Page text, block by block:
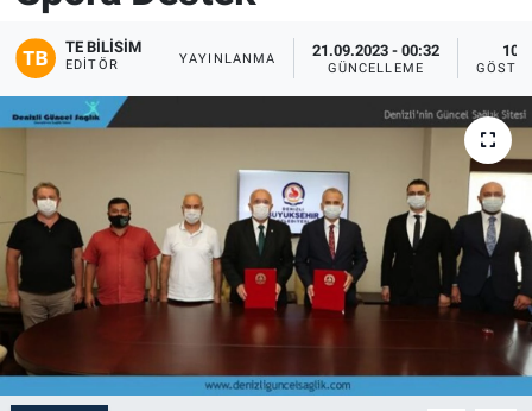
TE BILISIM
EDITÖR YAYINLANMA 21.09.2023 - 00:32
GÜNCELLEME
102